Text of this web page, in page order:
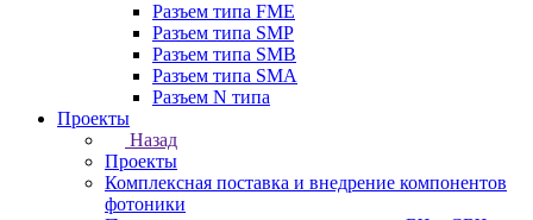
Разъем типа FME
Разъем типа SMP
Разъем типа SMB
Разъем типа SMA
Разъем N типа
Проекты
Назад
Проекты
Комплексная поставка и внедрение компонентов
фотоники